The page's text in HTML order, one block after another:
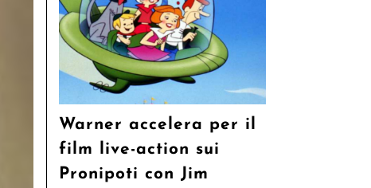
Warner accelera per il
film live-action sui
Pronipoti con Jim